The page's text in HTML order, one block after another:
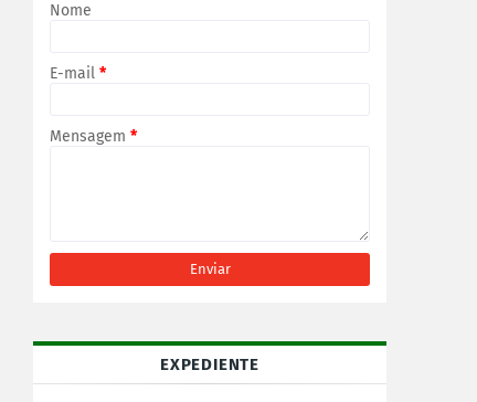
Nome
E-mail *
Mensagem *
EXPEDIENTE